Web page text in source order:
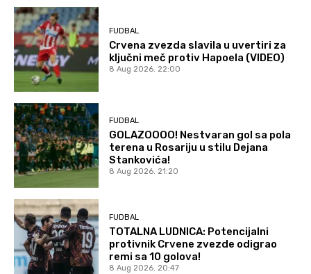
FUDBAL
Crvena zvezda slavila u uvertiri za
ključni meč protiv Hapoela (VIDEO)
8 Aug 2026. 22:00
FUDBAL
GOLAZOOOO! Nestvaran gol sa pola
terena u Rosariju u stilu Dejana
Stankovića!
8 Aug 2026. 21:20
FUDBAL
TOTALNA LUDNICA: Potencijalni
protivnik Crvene zvezde odigrao
remi sa 10 golova!
8 Aug 2026. 20:47